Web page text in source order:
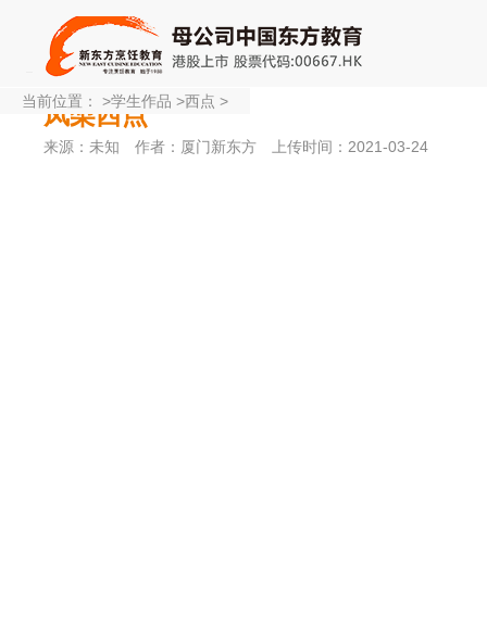
凤梨西点
来源：未知 作者：厦门新东方 上传时间：2021-03-24
当前位置： >学生作品 >西点 >